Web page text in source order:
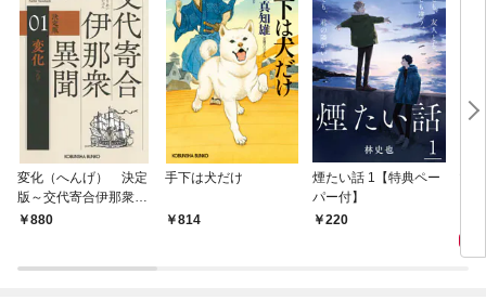
変化（へんげ） 決定
版～交代寄合伊那衆異
聞（1）～
880
手下は犬だけ
814
煙たい話 1【特典ペー
パー付】
220